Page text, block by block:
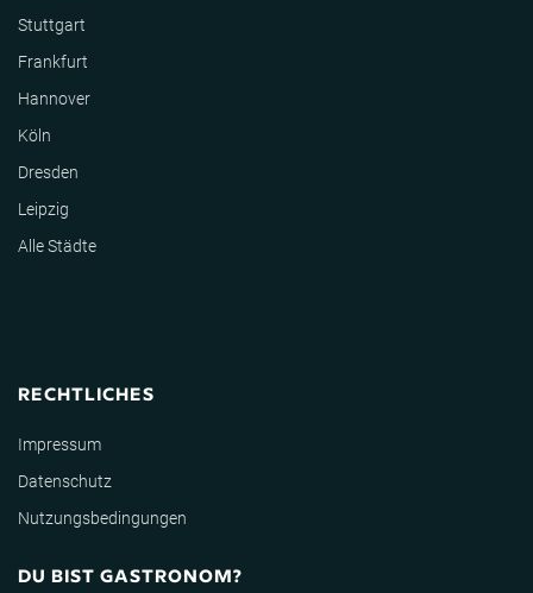
Stuttgart
Frankfurt
Hannover
Köln
Dresden
Leipzig
Alle Städte
RECHTLICHES
Impressum
Datenschutz
Nutzungsbedingungen
DU BIST GASTRONOM?